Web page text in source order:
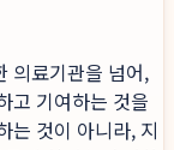
의료기관을 넘어,
고 기여하는 것을
는 것이 아니라, 지